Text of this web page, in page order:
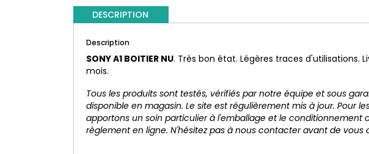
DESCRIPTION
Description
SONY A1 BOITIER NU. Très bon état. Légères traces d'utilisations.
mois.
Tous les produits sont testés, vérifiés par notre équipe et sous
disponible en magasin. Le site est régulièrement mis à jour. Pour
apportons un soin particulier à l'emballage et le
règlement en ligne. N'hésitez pas à nous contacter avant de vous